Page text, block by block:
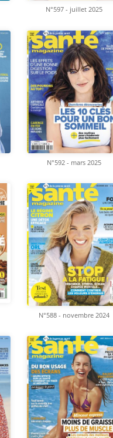
N°597 - juillet 2025
N°592 - mars 2025
N°588 - novembre 2024